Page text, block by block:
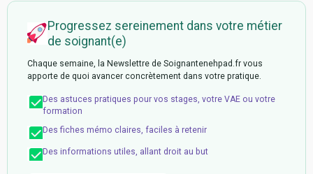
Progressez sereinement dans votre métier
de soignant(e)
Chaque semaine, la Newslettre de Soignantenehpad.fr vous
apporte de quoi avancer concrètement dans votre pratique.
Des astuces pratiques pour vos stages, votre VAE ou votre
formation
Des fiches mémo claires, faciles à retenir
Des informations utiles, allant droit au but